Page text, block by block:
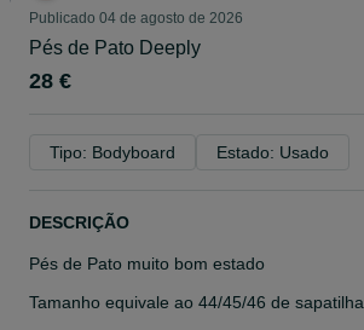
Publicado 04 de agosto de 2026
Pés de Pato Deeply
28 €
Tipo: Bodyboard Estado: Usado
DESCRIÇÃO
Pés de Pato muito bom estado
Tamanho equivale ao 44/45/46 de sapatilha